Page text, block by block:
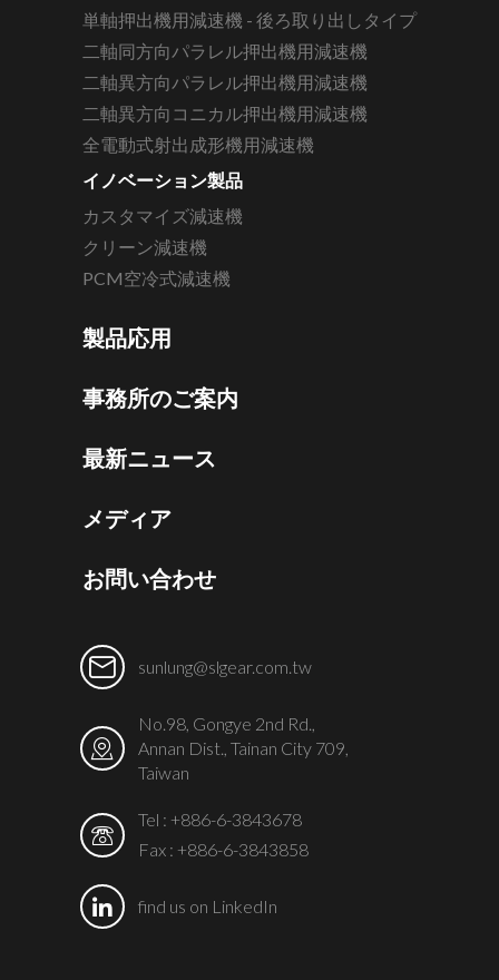
単軸押出機用減速機 - 後ろ取り出しタイプ
二軸同方向パラレル押出機用減速機
二軸異方向パラレル押出機用減速機
二軸異方向コニカル押出機用減速機
全電動式射出成形機用減速機
イノベーション製品
カスタマイズ減速機
クリーン減速機
PCM空冷式減速機
製品応用
事務所のご案内
最新ニュース
メディア
お問い合わせ
sunlung@slgear.com.tw
No.98, Gongye 2nd Rd.,
Annan Dist., Tainan City 709,
Taiwan
Tel : +886-6-3843678
Fax : +886-6-3843858
find us on LinkedIn